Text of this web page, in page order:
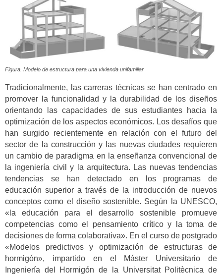
Figura. Modelo de estructura para una vivienda unifamiliar
Tradicionalmente, las carreras técnicas se han centrado en
promover la funcionalidad y la durabilidad de los diseños
orientando las capacidades de sus estudiantes hacia la
optimización de los aspectos económicos. Los desafíos que
han surgido recientemente en relación con el futuro del
sector de la construcción y las nuevas ciudades requieren
un cambio de paradigma en la enseñanza convencional de
la ingeniería civil y la arquitectura. Las nuevas tendencias
tendencias se han detectado en los programas de
educación superior a través de la introducción de nuevos
conceptos como el diseño sostenible. Según la UNESCO,
«la educación para el desarrollo sostenible promueve
competencias como el pensamiento crítico y la toma de
decisiones de forma colaborativa». En el curso de postgrado
«Modelos predictivos y optimización de estructuras de
hormigón», impartido en el Máster Universitario de
Ingeniería del Hormigón de la Universitat Politècnica de